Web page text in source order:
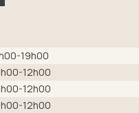
19h00
12h00
12h00
12h00